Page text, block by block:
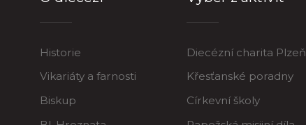
Historie
Vikariáty a farnosti
Biskup
Diecézní charita Plzeň
Křesťanské poradny
Církevní školy